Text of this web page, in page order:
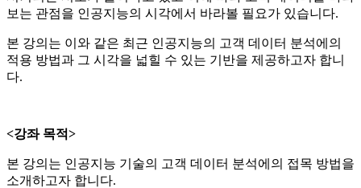
보는 관점을 인공지능의 시각에서 바라볼 필요가 있습니다.
본 강의는 이와 같은 최근 인공지능의 고객 데이터 분석에의
적용 방법과 그 시각을 넓힐 수 있는 기반을 제공하고자 합니
다.
<강좌 목적>
본 강의는 인공지능 기술의 고객 데이터 분석에의 접목 방법을
소개하고자 합니다.